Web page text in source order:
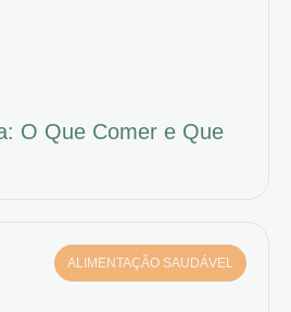
O Que Comer e Que
ALIMENTAÇÃO SAUDÁVEL